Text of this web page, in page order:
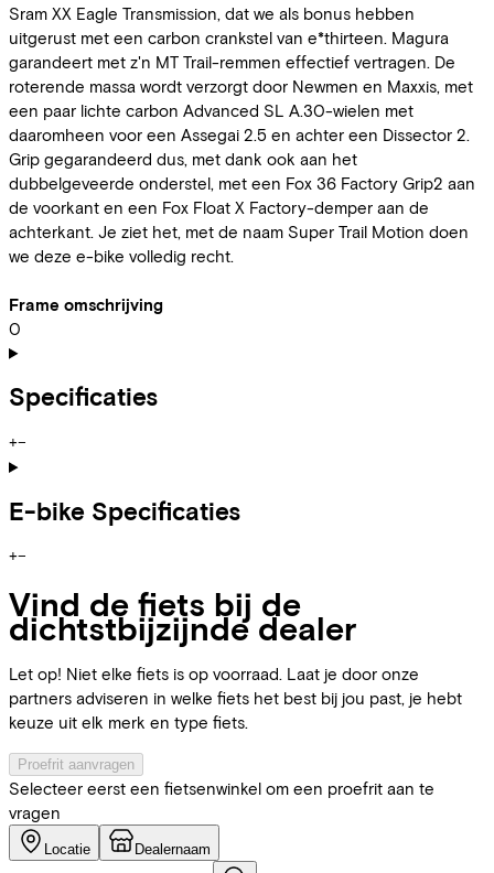
Sram XX Eagle Transmission, dat we als bonus hebben
uitgerust met een carbon crankstel van e*thirteen. Magura
garandeert met z'n MT Trail-remmen effectief vertragen. De
roterende massa wordt verzorgt door Newmen en Maxxis, met
een paar lichte carbon Advanced SL A.30-wielen met
daaromheen voor een Assegai 2.5 en achter een Dissector 2.
Grip gegarandeerd dus, met dank ook aan het
dubbelgeveerde onderstel, met een Fox 36 Factory Grip2 aan
de voorkant en een Fox Float X Factory-demper aan de
achterkant. Je ziet het, met de naam Super Trail Motion doen
we deze e-bike volledig recht.
Frame omschrijving
0
Specificaties
+−
E-bike Specificaties
+−
Vind de fiets bij de
dichtstbijzijnde dealer
Let op! Niet elke fiets is op voorraad. Laat je door onze
partners adviseren in welke fiets het best bij jou past, je hebt
keuze uit elk merk en type fiets.
Proefrit aanvragen
Selecteer eerst een fietsenwinkel om een proefrit aan te
vragen
Locatie Dealernaam